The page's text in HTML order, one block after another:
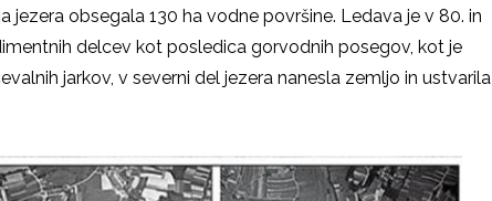
jezera obsegala 130 ha vodne površine. Ledava je v 80. in
delcev kot posledica gorvodnih posegov, kot je
jarkov, v severni del jezera nanesla zemljo in ustvarila